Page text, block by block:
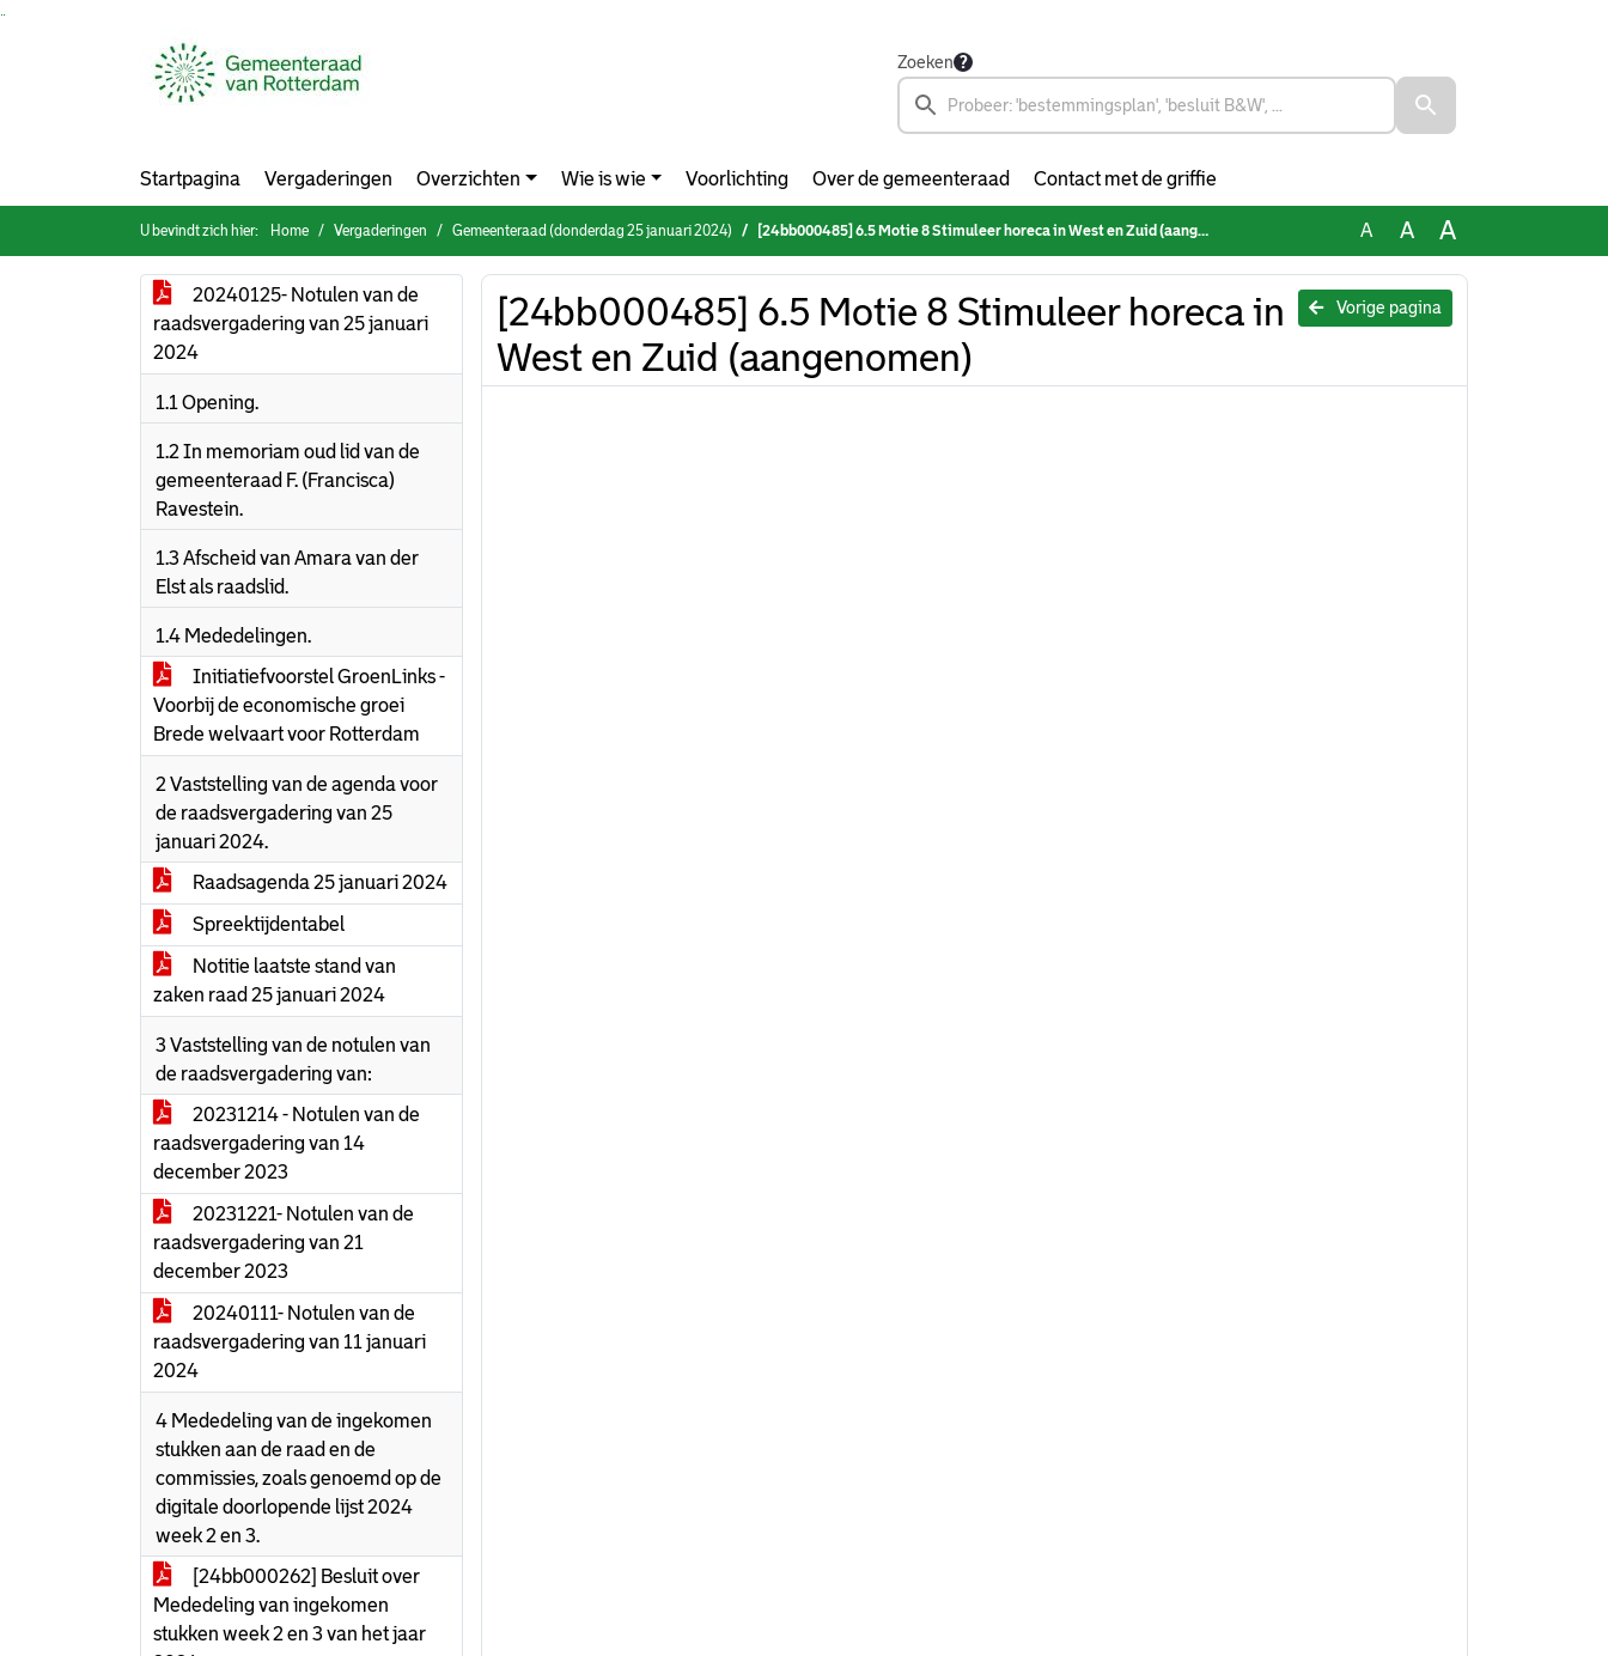
Zoeken
Startpagina Vergaderingen Overzichten Wie is wie Voorlichting Over de gemeenteraad Contact met de griffie
U bevindt zich hier: Home Vergaderingen Gemeenteraad (donderdag 25 januari 2024) [24bb000485] 6.5 Motie 8 Stimuleer horeca in West en Zuid (aangenomen) A A A
20240125- Notulen van de
raadsvergadering van 25 januari
2024
1.1 Opening.
1.2 In memoriam oud lid van de
gemeenteraad F. (Francisca)
Ravestein.
1.3 Afscheid van Amara van der
Elst als raadslid.
1.4 Mededelingen.
Initiatiefvoorstel GroenLinks -
Voorbij de economische groei
Brede welvaart voor Rotterdam
2 Vaststelling van de agenda voor
de raadsvergadering van 25
januari 2024.
Raadsagenda 25 januari 2024
Spreektijdentabel
Notitie laatste stand van
zaken raad 25 januari 2024
3 Vaststelling van de notulen van
de raadsvergadering van:
20231214 - Notulen van de
raadsvergadering van 14
december 2023
20231221- Notulen van de
raadsvergadering van 21
december 2023
20240111- Notulen van de
raadsvergadering van 11 januari
2024
4 Mededeling van de ingekomen
stukken aan de raad en de
commissies, zoals genoemd op de
digitale doorlopende lijst 2024
week 2 en 3.
[24bb000262] Besluit over
Mededeling van ingekomen
stukken week 2 en 3 van het jaar
Vorige pagina
[24bb000485] 6.5 Motie 8 Stimuleer horeca in
West en Zuid (aangenomen)